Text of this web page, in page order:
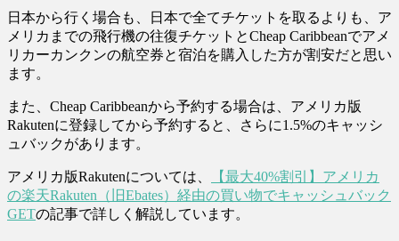
日本から行く場合も、日本で全てチケットを取るよりも、ア
メリカまでの飛行機の往復チケットとCheap Caribbeanでアメ
リカーカンクンの航空券と宿泊を購入した方が割安だと思い
ます。
また、Cheap Caribbeanから予約する場合は、アメリカ版
Rakutenに登録してから予約すると、さらに1.5%のキャッシ
ュバックがあります。
アメリカ版Rakutenについては、
【最大40%割引】アメリカ
の楽天Rakuten（旧Ebates）経由の買い物でキャッシュバック
GETの記事で詳しく解説しています。